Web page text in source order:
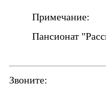
Примечание:
Пансионат
Звоните: